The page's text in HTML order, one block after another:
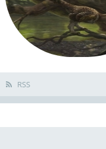
RSS